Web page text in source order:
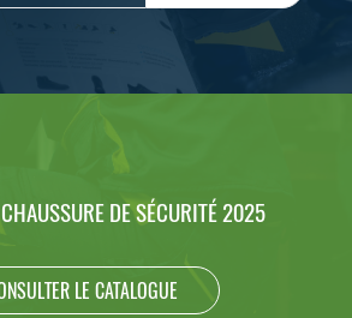
DE SÉCURITÉ 2025
LE CATALOGUE